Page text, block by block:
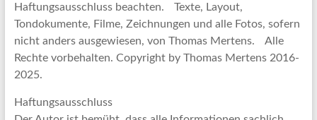
Haftungsausschluss beachten. Texte, Layout,
Tondokumente, Filme, Zeichnungen und alle Fotos, sofern
nicht anders ausgewiesen, von Thomas Mertens. Alle
Rechte vorbehalten. Copyright by Thomas Mertens 2016-
2025.
Haftungsausschluss